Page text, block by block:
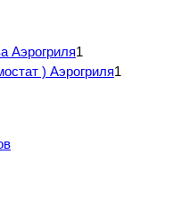
Аэрогриля1
) Аэрогриля1